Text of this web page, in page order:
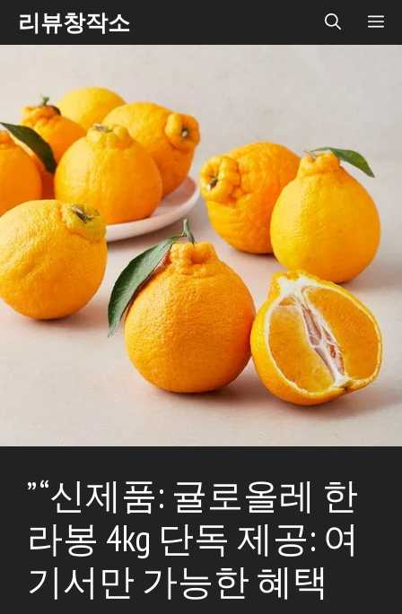
Skip리뷰창작소
” “신제품: 귤로올레 한
라봉 4kg 단독 제공: 여
기서만 가능한 혜택